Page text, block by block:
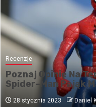
Recenzje
Poznaj Opinię Na
Spider-Man Pająk
28 stycznia 2023 Daniel